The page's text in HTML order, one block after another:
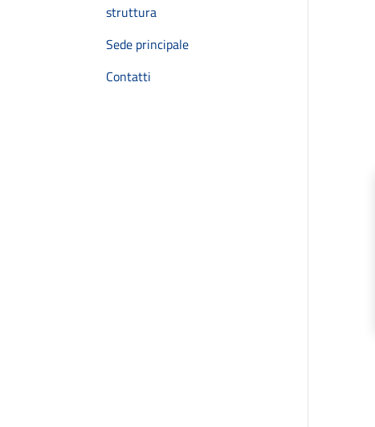
struttura
Sede principale
Contatti